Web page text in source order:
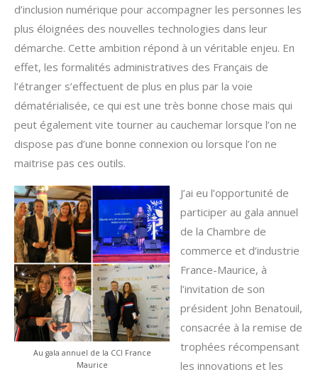
d’inclusion numérique pour accompagner les personnes les
plus éloignées des nouvelles technologies dans leur
démarche. Cette ambition répond à un véritable enjeu. En
effet, les formalités administratives des Français de
l’étranger s’effectuent de plus en plus par la voie
dématérialisée, ce qui est une très bonne chose mais qui
peut également vite tourner au cauchemar lorsque l’on ne
dispose pas d’une bonne connexion ou lorsque l’on ne
maitrise pas ces outils.
Au gala annuel de la CCI France
Maurice
J’ai eu l’opportunité de
participer au gala annuel
de la Chambre de
commerce et d’industrie
France-Maurice, à
l’invitation de son
président John Benatouil,
consacrée à la remise de
trophées récompensant
les innovations et les